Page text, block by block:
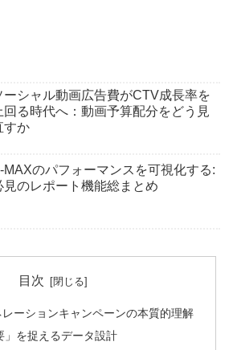
ーシャル動画広告費がCTV成長率を
回る時代へ：動画予算配分をどう見
すか
MAXのパフォーマンスを可視化する:
見のレポート機能総まとめ
目次
ーションキャンペーンの本質的理解
」を捉えるデータ設計